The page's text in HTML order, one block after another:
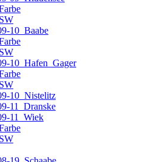
SW
10_Baabe
SW
10_Hafen_Gager
SW
10_Nistelitz
11_Dranske
11_Wiek
SW